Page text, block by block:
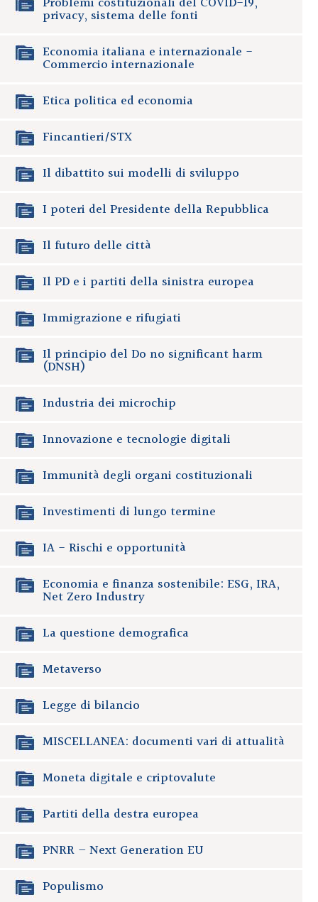
privacy, sistema delle fonti
Economia italiana e internazionale -
Commercio internazionale
Etica politica ed economia
Fincantieri/STX
Il dibattito sui modelli di sviluppo
I poteri del Presidente della Repubblica
Il futuro delle città
Il PD e i partiti della sinistra europea
Immigrazione e rifugiati
Il principio del Do no significant harm
(DNSH)
Industria dei microchip
Innovazione e tecnologie digitali
Immunità degli organi costituzionali
Investimenti di lungo termine
IA - Rischi e opportunità
Economia e finanza sostenibile: ESG, IRA,
Net Zero Industry
La questione demografica
Metaverso
Legge di bilancio
MISCELLANEA: documenti vari di attualità
Moneta digitale e criptovalute
Partiti della destra europea
PNRR – Next Generation EU
Populismo